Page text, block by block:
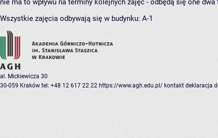
nie ma to wpływu na terminy kolejnych zajęć - odbędą się one
Wszystkie zajęcia odbywają się w budynku: A-1
al. Mickiewicza 30
30-059 Kraków tel: +48 12 617 22 22 https://www.agh.edu.pl/ kontakt deklaracja